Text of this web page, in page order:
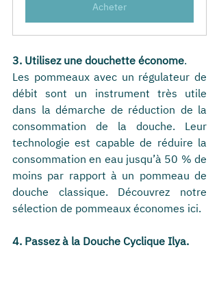
Acheter
3. Utilisez une douchette économe.
Les pommeaux avec un régulateur de
débit sont un instrument très utile
dans la démarche de réduction de la
consommation de la douche. Leur
technologie est capable de réduire la
consommation en eau jusqu’à 50 % de
moins par rapport à un pommeau de
douche classique. Découvrez notre
sélection de pommeaux économes ici.
4. Passez à la Douche Cyclique Ilya.